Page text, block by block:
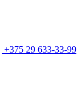
+375 29 633-33-99